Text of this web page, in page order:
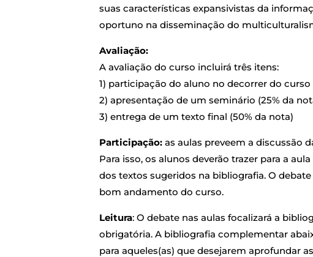
suas características expansivistas da
oportuno na disseminação do
Avaliação:
A avaliação do curso incluirá três itens:
1) participação do aluno no decorrer do curso
2) apresentação de um seminário (25% da
3) entrega de um texto final (50% da nota)
Participação:as aulas preveem a discussão
Para isso, os alunos deverão trazer para a
dos textos sugeridos na bibliografia. O
bom andamento do curso.
Leitura: O debate nas aulas focalizará a
obrigatória. A bibliografia complementar
para aqueles(as) que desejarem aprofundar